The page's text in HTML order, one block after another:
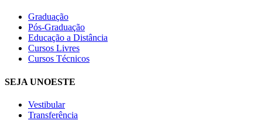
Graduação
Pós-Graduação
Educação a Distância
Cursos Livres
Cursos Técnicos
SEJA UNOESTE
Vestibular
Transferência